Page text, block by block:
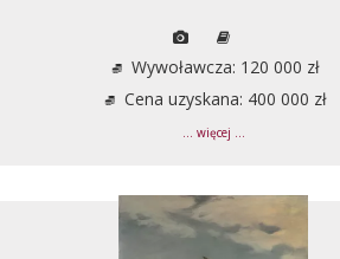
Wywoławcza: 120 000 zł
Cena uzyskana: 400 000 zł
... więcej ...